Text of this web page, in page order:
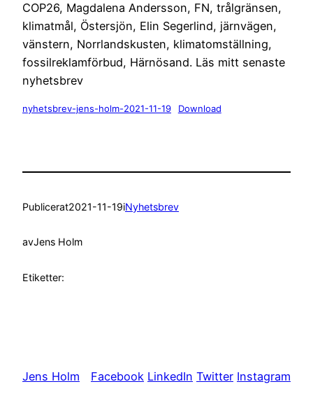
COP26, Magdalena Andersson, FN, trålgränsen,
klimatmål, Östersjön, Elin Segerlind, järnvägen,
vänstern, Norrlandskusten, klimatomställning,
fossilreklamförbud, Härnösand. Läs mitt senaste
nyhetsbrev
nyhetsbrev-jens-holm-2021-11-19 Download
Publicerat2021-11-19iNyhetsbrev
avJens Holm
Etiketter:
Jens Holm Facebook LinkedIn Twitter Instagram